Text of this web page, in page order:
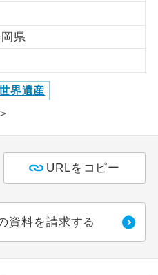
岡県
界遺産
URLをコピー
資料を請求する
社が指定なので、ご出発の計
も便利です。
ホテルを指定したコースで